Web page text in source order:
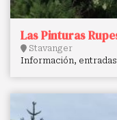
Las Pinturas
Stavanger
Información,